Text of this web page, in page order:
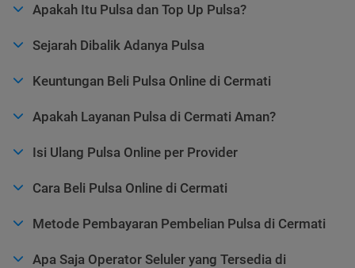
Apakah Itu Pulsa dan Top Up Pulsa?
Sejarah Dibalik Adanya Pulsa
Keuntungan Beli Pulsa Online di Cermati
Apakah Layanan Pulsa di Cermati Aman?
Isi Ulang Pulsa Online per Provider
Cara Beli Pulsa Online di Cermati
Metode Pembayaran Pembelian Pulsa di Cermati
Apa Saja Operator Seluler yang Tersedia di